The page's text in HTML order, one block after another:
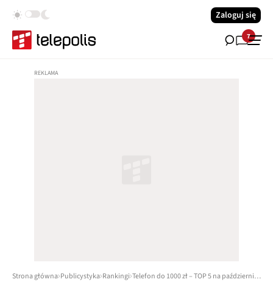
Zaloguj się
7
Strona główna Publicystyka Rankingi Telefon do 1000 zł – TOP 5 na październik 2021